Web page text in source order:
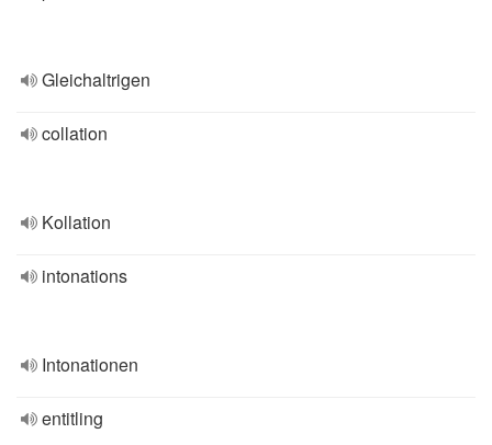
Gleichaltrigen
collation
Kollation
intonations
Intonationen
entitling